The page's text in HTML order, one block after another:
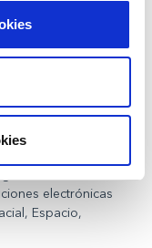
de Syratron
electrónicas
Espacio,